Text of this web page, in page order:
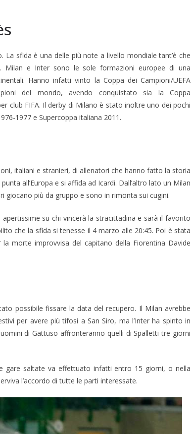
La sfida è una delle più note a livello mondiale tant’è che
e Inter sono le sole formazioni europee di una
Hanno infatti vinto la Coppa dei Campioni/UEFA
del mondo, avendo conquistato sia la Coppa
club FIFA. Il derby di Milano è stato inoltre uno dei pochi
1977 e Supercoppa italiana 2011.
italiani e stranieri, di allenatori che hanno fatto la storia
all’Europa e si affida ad Icardi. Dall’altro lato un Milan
giocano più da gruppo e sono in rimonta sui cugini.
su chi vincerà la stracittadina e sarà il favorito
che la sfida si tenesse il 4 marzo alle 20:45. Poi è stata
morte improvvisa del capitano della Fiorentina Davide
possibile fissare la data del recupero. Il Milan avrebbe
per avere più tifosi a San Siro, ma l’Inter ha spinto in
di Gattuso affronteranno quelli di Spalletti tre giorni
gare saltate va effettuato infatti entro 15 giorni, o nella
l’accordo di tutte le parti interessate.